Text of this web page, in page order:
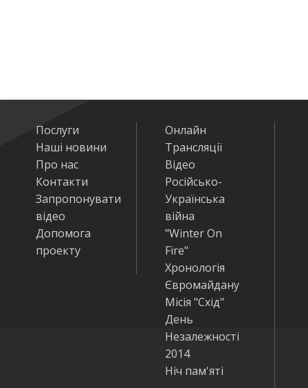
Послуги
Наші новини
Про нас
Контакти
Запропонувати
відео
Допомога
проекту
Онлайн
Трансляції
Відео
Російсько-
Українська
війна
"Winter On
Fire"
Хронологія
Євромайдану
Місія "Схід"
День
Незалежності
2014
Ніч пам'яті